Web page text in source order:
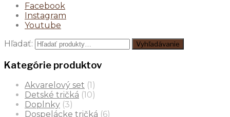
Facebook
Instagram
Youtube
Hľadať:
Vyhľadávanie
Kategórie produktov
Akvarelový set (1)
Detské tričká (10)
Doplnky (3)
Dospelácke tričká (6)